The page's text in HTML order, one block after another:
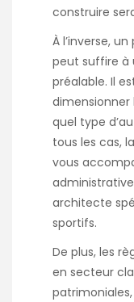
construire
À l’inverse,
peut suffire à
préalable. Il
quel type
tous les cas,
vous
architecte
sportifs.
De plus, les
en secteur